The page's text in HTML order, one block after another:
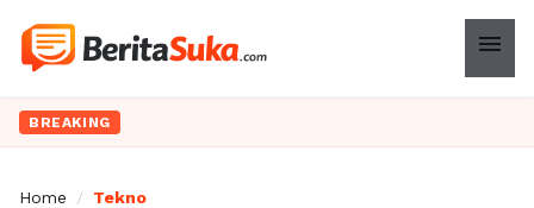
menu
BREAKING
Home / Tekno